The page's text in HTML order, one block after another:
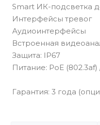
Smart ИК-подсветка
Интерфейсы тревог
Аудиоинтерфейсы
Встроенная
Защита: IP67
Питание: PoE (802.3af)
Гарантия: 3 года